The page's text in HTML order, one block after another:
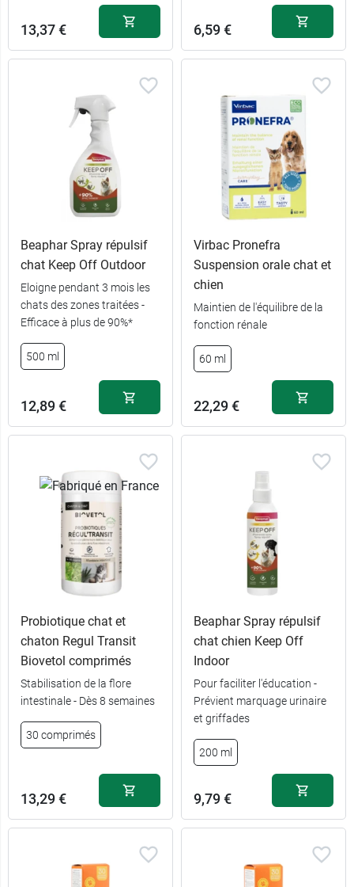
Chien > 20 kg 13,39 €
13,37 € 6,59 €
Beaphar Spray répulsif
chat Keep Off Outdoor
Eloigne pendant 3 mois les
chats des zones traitées -
Efficace à plus de 90%*
500 ml
12,89 €
Virbac Pronefra
Suspension orale chat et
chien
Maintien de l'équilibre de la
fonction rénale
60 ml
22,29 €
Probiotique chat et
chaton Regul Transit
Biovetol comprimés
Stabilisation de la flore
intestinale - Dès 8 semaines
30 comprimés
13,29 €
Beaphar Spray répulsif
chat chien Keep Off
Indoor
Pour faciliter l'éducation -
Prévient marquage urinaire
et griffades
200 ml
9,79 €